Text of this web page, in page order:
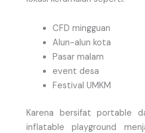
CFD mingguan
Alun-alun kota
Pasar malam
event desa
Festival UMKM
Karena bersifat portable
inflatable playground